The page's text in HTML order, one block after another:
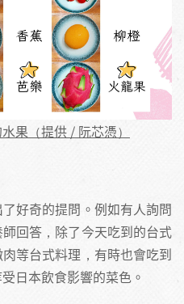
果（提供 / 阮芯憑）
好奇的提問。例如有人詢問
回答，除了今天吃到的台式
等台式料理，有時也會吃到
日本飲食影響的菜色。